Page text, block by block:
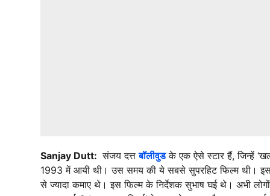
Sanjay Dutt: संजय दत्तबॉलीवुडके एक ऐसे स्टार हैं, जिन्हें
1993 में आयी थी। उस समय की ये सबसे सुपरहिट फिल्म थी।
से ज्यादा कमाए थे। इस फिल्म के निर्देशक सुभाष घई थे। अभी